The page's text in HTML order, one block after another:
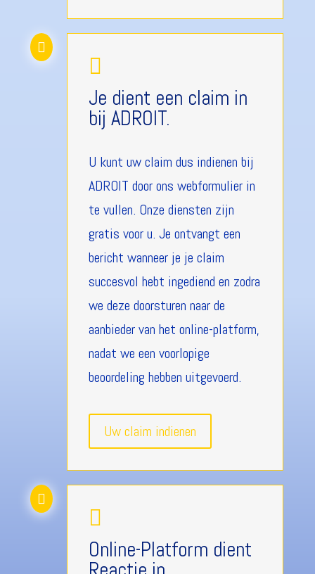

Je dient een claim in
bij ADROIT.
U kunt uw claim dus indienen bij
ADROIT door ons webformulier in
te vullen. Onze diensten zijn
gratis voor u. Je ontvangt een
bericht wanneer je je claim
succesvol hebt ingediend en zodra
we deze doorsturen naar de
aanbieder van het online-platform,
nadat we een voorlopige
beoordeling hebben uitgevoerd.
Uw claim indienen


Online-Platform dient
